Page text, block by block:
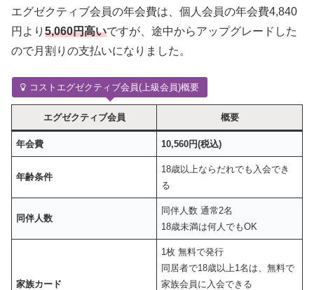
エグゼクティブ会員の年会費は、個人会員の年会費4,840
円より 5,060円高いですが、途中からアップグレードした
ので月割りの支払いになりました。
コストエグゼクティブ会員(上級会員)概要
エグゼクティブ会員 概要
年会費 10,560円(税込)
年齢条件
18歳以上ならだれでも入会でき
る
同伴人数
同伴人数 通常2名
18歳未満は何人でもOK
家族カード
1枚 無料で発行
同居者で18歳以上1名は、無料で
家族会員に入会できる